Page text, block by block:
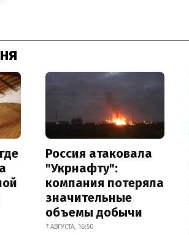
Россия атаковала
"Укрнафту":
компания потеряла
значительные
объемы добычи
7 АВГУСТА, 16:50